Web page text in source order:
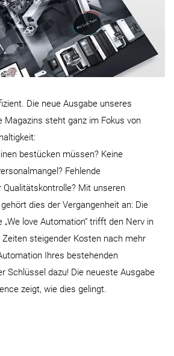
Die neue Ausgabe unseres
Magazins steht ganz im Fokus von
bestücken müssen? Keine
Fehlende
Qualitätskontrolle? Mit unseren
dies der Vergangenheit an: Die
„We love Automation“ trifft den Nerv in
Zeiten steigender Kosten nach mehr
Ihres bestehenden
Schlüssel dazu! Die neueste Ausgabe
zeigt, wie dies gelingt.